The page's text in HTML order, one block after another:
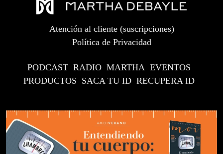
Atención al cliente (suscripciones)
Política de Privacidad
PODCAST RADIO MARTHA EVENTOS
PRODUCTOS SACA TU ID RECUPERA ID